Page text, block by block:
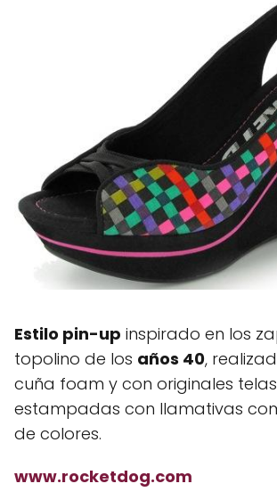
Estilo pin-up inspirado en los
topolino de los años 40,
cuña foam y con originales telas
estampadas con llamativas
de colores.
www.rocketdog.com